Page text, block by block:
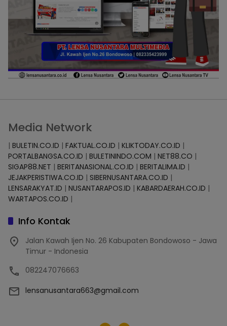
Media Network
| BULETIN.CO.ID | FAKTUAL.CO.ID | KLIKTODAY.CO.ID |
PORTALBANGSA.CO.ID | BULETININDO.COM | NET88.CO |
SIGAP88.NET | BERITANASIONAL.CO.ID | BERITALIMA.ID |
JEJAKPERISTIWA.CO.ID | SIBERNUSANTARA.CO.ID |
LENSARAKYAT.ID | NUSANTARAPOS.ID | KABARDAERAH.CO.ID |
WARTAPOS.CO.ID |
Info Kontak
Jalan Kawah Ijen No. 26 Kabupaten Bondowoso - Jawa
Timur - Indonesia
082247076663
lensanusantara663@gmail.com